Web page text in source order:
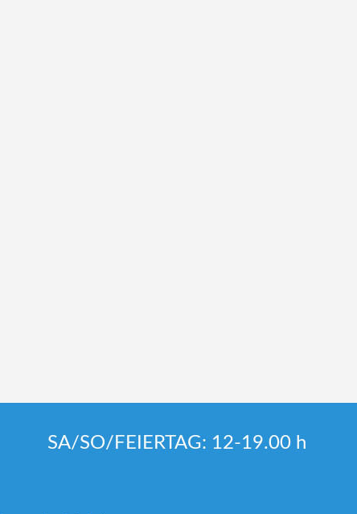
SA/SO/FEIERTAG: 12-19.00 h